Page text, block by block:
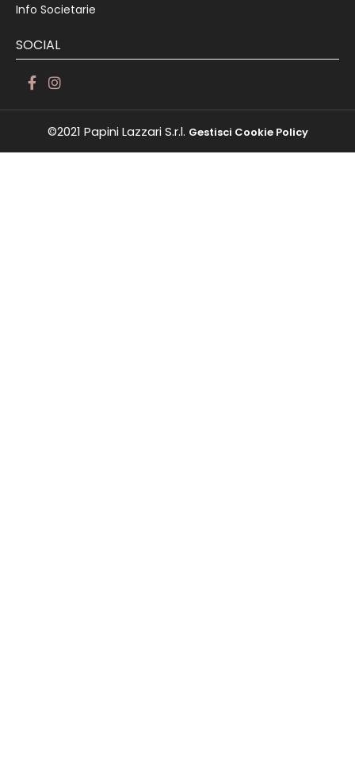
Info Societarie
SOCIAL
©2021 Papini Lazzari S.r.l. Gestisci Cookie Policy